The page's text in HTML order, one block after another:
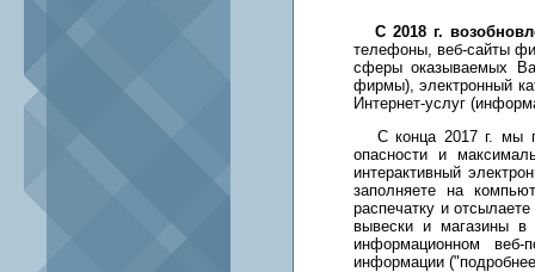
С 2018 г.
телефоны, веб-сайты
сферы оказываемых
фирмы), электронный
Интернет-услуг
С конца 2017 г. мы
опасности и
интерактивный
заполняете на
распечатку и
вывески и магазины в
информационном
информации